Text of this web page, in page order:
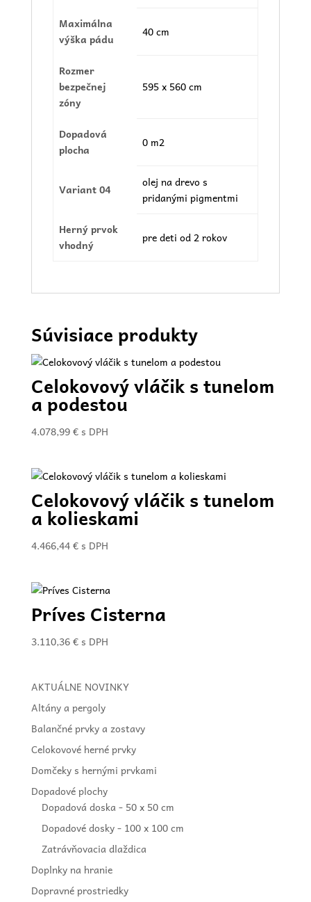
Maximálna
výška pádu
40 cm
Rozmer
bezpečnej
zóny
595 x 560 cm
Dopadová
plocha
0 m2
Variant 04
olej na drevo s
pridanými pigmentmi
Herný prvok
vhodný
pre deti od 2 rokov
Súvisiace produkty
Celokovový vláčik s tunelom
a podestou
4.078,99€ s DPH
Celokovový vláčik s tunelom
a kolieskami
4.466,44€ s DPH
Príves Cisterna
3.110,36€ s DPH
AKTUÁLNE NOVINKY
Altány a pergoly
Balančné prvky a zostavy
Celokovové herné prvky
Domčeky s hernými prvkami
Dopadové plochy
Dopadová doska - 50 x 50 cm
Dopadové dosky - 100 x 100 cm
Zatrávňovacia dlaždica
Doplnky na hranie
Dopravné prostriedky